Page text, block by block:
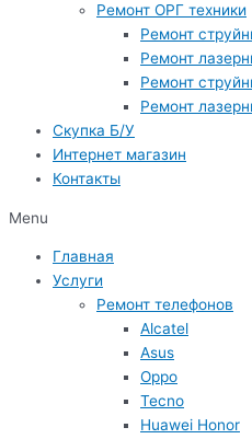
Ремонт ОРГ техники
Ремонт
Ремонт
Ремонт
Ремонт
Скупка Б/У
Интернет магазин
Контакты
Menu
Главная
Услуги
Ремонт телефонов
Alcatel
Asus
Oppo
Tecno
Huawei Honor